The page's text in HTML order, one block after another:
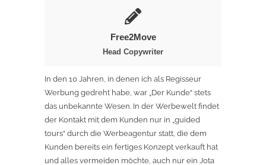
In den 10 Jahren, in denen ich als Regisseur
Werbung gedreht habe, war „Der Kunde“ stets
das unbekannte Wesen. In der Werbewelt findet
der Kontakt mit dem Kunden nur in „guided
tours“ durch die Werbeagentur statt, die dem
Kunden bereits ein fertiges Konzept verkauft hat
und alles vermeiden möchte, auch nur ein Jota
Free2Move
Head Copywriter